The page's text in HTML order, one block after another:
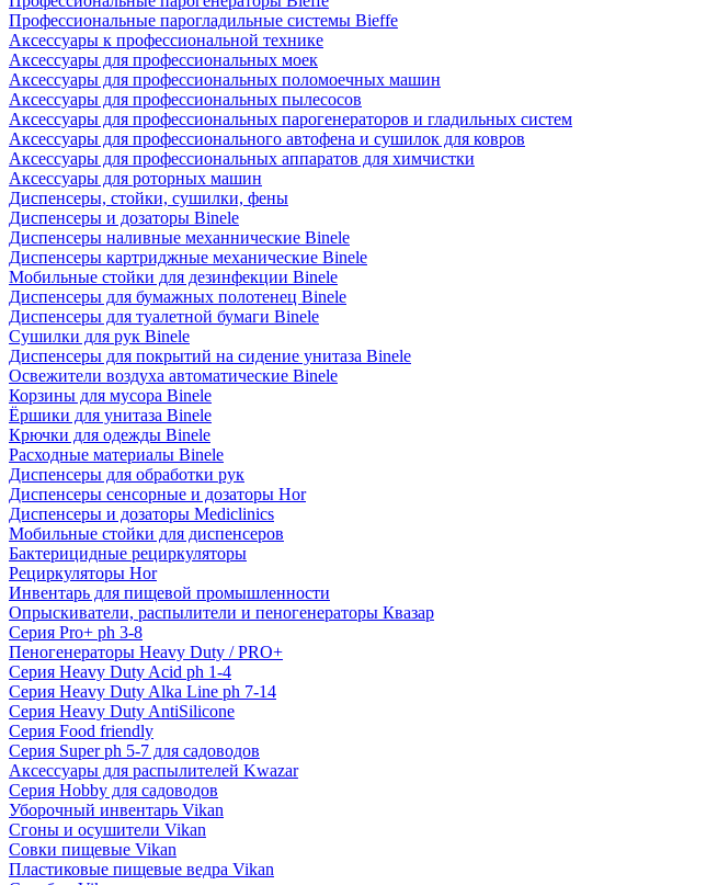
Профессиональные парогладильные системы Bieffe
Аксессуары к профессиональной технике
Аксессуары для профессиональных моек
Аксессуары для профессиональных поломоечных машин
Аксессуары для профессиональных пылесосов
Аксессуары для профессиональных парогенераторов и гладильных систем
Аксессуары для профессионального автофена и сушилок для ковров
Аксессуары для профессиональных аппаратов для химчистки
Аксессуары для роторных машин
Диспенсеры, стойки, сушилки, фены
Диспенсеры и дозаторы Binele
Диспенсеры наливные механнические Binele
Диспенсеры картриджные механические Binele
Мобильные стойки для дезинфекции Binele
Диспенсеры для бумажных полотенец Binele
Диспенсеры для туалетной бумаги Binele
Сушилки для рук Binele
Диспенсеры для покрытий на сидение унитаза Binele
Освежители воздуха автоматические Binele
Корзины для мусора Binele
Ёршики для унитаза Binele
Крючки для одежды Binele
Расходные материалы Binele
Диспенсеры для обработки рук
Диспенсеры сенсорные и дозаторы Hor
Диспенсеры и дозаторы Mediclinics
Мобильные стойки для диспенсеров
Бактерицидные рециркуляторы
Рециркуляторы Hor
Инвентарь для пищевой промышленности
Опрыскиватели, распылители и пеногенераторы Квазар
Серия Pro+ ph 3-8
Пеногенераторы Heavy Duty / PRO+
Серия Heavy Duty Acid ph 1-4
Серия Heavy Duty Alka Line ph 7-14
Серия Heavy Duty AntiSilicone
Серия Food friendly
Серия Super ph 5-7 для садоводов
Аксессуары для распылителей Kwazar
Серия Hobby для садоводов
Уборочный инвентарь Vikan
Сгоны и осушители Vikan
Совки пищевые Vikan
Пластиковые пищевые ведра Vikan